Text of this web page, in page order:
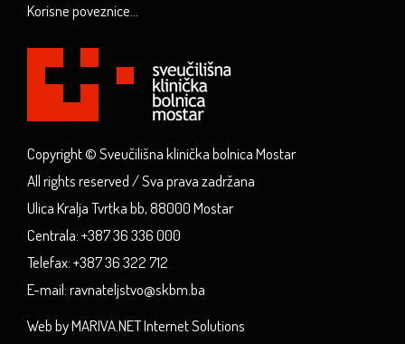
Korisne poveznice...
Copyright © Sveučilišna klinička bolnica Mostar
All rights reserved / Sva prava zadržana
Ulica Kralja Tvrtka bb, 88000 Mostar
Centrala: +387 36 336 000
Telefax: +387 36 322 712
E-mail: ravnateljstvo@skbm.ba
Web by MARIVA.NET Internet Solutions